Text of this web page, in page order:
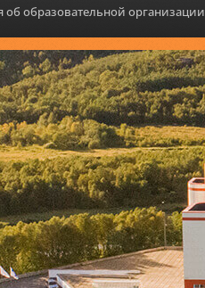
об образовательной организации